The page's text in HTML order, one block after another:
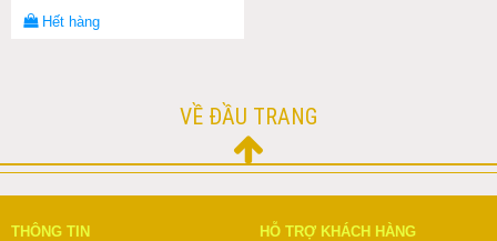
Hết hàng
VỀ ĐẦU TRANG
THÔNG TIN
HỖ TRỢ KHÁCH HÀNG